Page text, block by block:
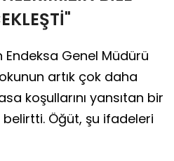
Genel Müdürü
artık çok daha
koşullarını yansıtan bir
Öğüt, şu ifadeleri